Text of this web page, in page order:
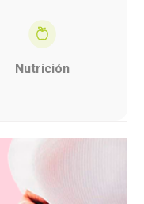
Nutrición